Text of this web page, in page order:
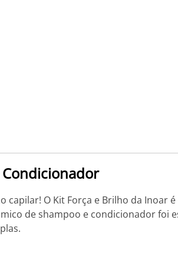
O Kit Força e Brilho da Inoar
de shampoo e condicionador